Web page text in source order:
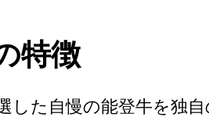
特徴
した自慢の能登牛を独